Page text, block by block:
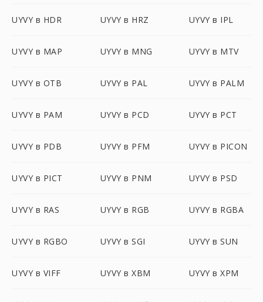
UYVY в HDR UYVY в HRZ UYVY в IPL
UYVY в MAP UYVY в MNG UYVY в MTV
UYVY в OTB UYVY в PAL UYVY в PALM
UYVY в PAM UYVY в PCD UYVY в PCT
UYVY в PDB UYVY в PFM UYVY в PICON
UYVY в PICT UYVY в PNM UYVY в PSD
UYVY в RAS UYVY в RGB UYVY в RGBA
UYVY в RGBO UYVY в SGI UYVY в SUN
UYVY в VIFF UYVY в XBM UYVY в XPM